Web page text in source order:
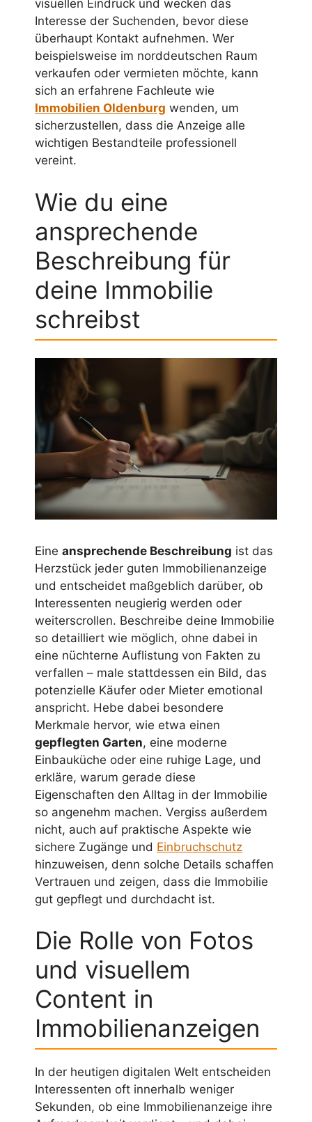
visuellen Eindruck und wecken das
Interesse der Suchenden, bevor diese
überhaupt Kontakt aufnehmen. Wer
beispielsweise im norddeutschen Raum
verkaufen oder vermieten möchte, kann
sich an erfahrene Fachleute wie
Immobilien Oldenburg wenden, um
sicherzustellen, dass die Anzeige alle
wichtigen Bestandteile professionell
vereint.
Wie du eine
ansprechende
Beschreibung für
deine Immobilie
schreibst
Eine ansprechende Beschreibung ist das
Herzstück jeder guten Immobilienanzeige
und entscheidet maßgeblich darüber, ob
Interessenten neugierig werden oder
weiterscrollen. Beschreibe deine Immobilie
so detailliert wie möglich, ohne dabei in
eine nüchterne Auflistung von Fakten zu
verfallen – male stattdessen ein Bild, das
potenzielle Käufer oder Mieter emotional
anspricht. Hebe dabei besondere
Merkmale hervor, wie etwa einen
gepflegten Garten, eine moderne
Einbauküche oder eine ruhige Lage, und
erkläre, warum gerade diese
Eigenschaften den Alltag in der Immobilie
so angenehm machen. Vergiss außerdem
nicht, auch auf praktische Aspekte wie
sichere Zugänge und Einbruchschutz
hinzuweisen, denn solche Details schaffen
Vertrauen und zeigen, dass die Immobilie
gut gepflegt und durchdacht ist.
Die Rolle von Fotos
und visuellem
Content in
Immobilienanzeigen
In der heutigen digitalen Welt entscheiden
Interessenten oft innerhalb weniger
Sekunden, ob eine Immobilienanzeige ihre